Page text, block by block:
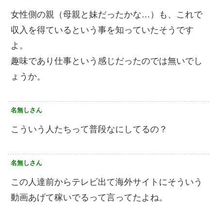
女性側の親（母親と妹だったかな…）も、これで
収入を得ているという事を知っていたそうです
よ。
趣味であり仕事という感じだったのでは無いでし
ょうか。
名無しさん
こういう人たちって普段なにしてるの？
名無しさん
この人達前からテレビ出て海外サイトにそういう
動画あげて稼いでるって言ってたよね。